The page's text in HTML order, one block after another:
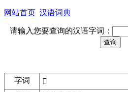
网站首页 汉语词典
请输入您要查询的汉语字词：
字词
𤷚